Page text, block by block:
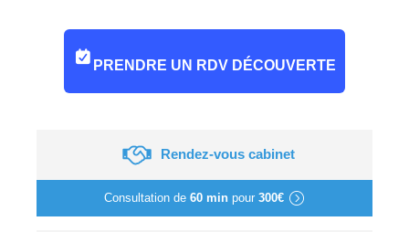
PRENDRE UN RDV DÉCOUVERTE
Rendez-vous cabinet
Consultation de 60 minpour 300€